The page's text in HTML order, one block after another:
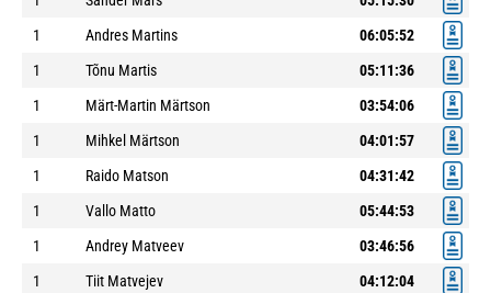
1
Andres Martins
06:05:52
1
Tõnu Martis
05:11:36
1
Märt-Martin Märtson
03:54:06
1
Mihkel Märtson
04:01:57
1
Raido Matson
04:31:42
1
Vallo Matto
05:44:53
1
Andrey Matveev
03:46:56
1
Tiit Matvejev
04:12:04